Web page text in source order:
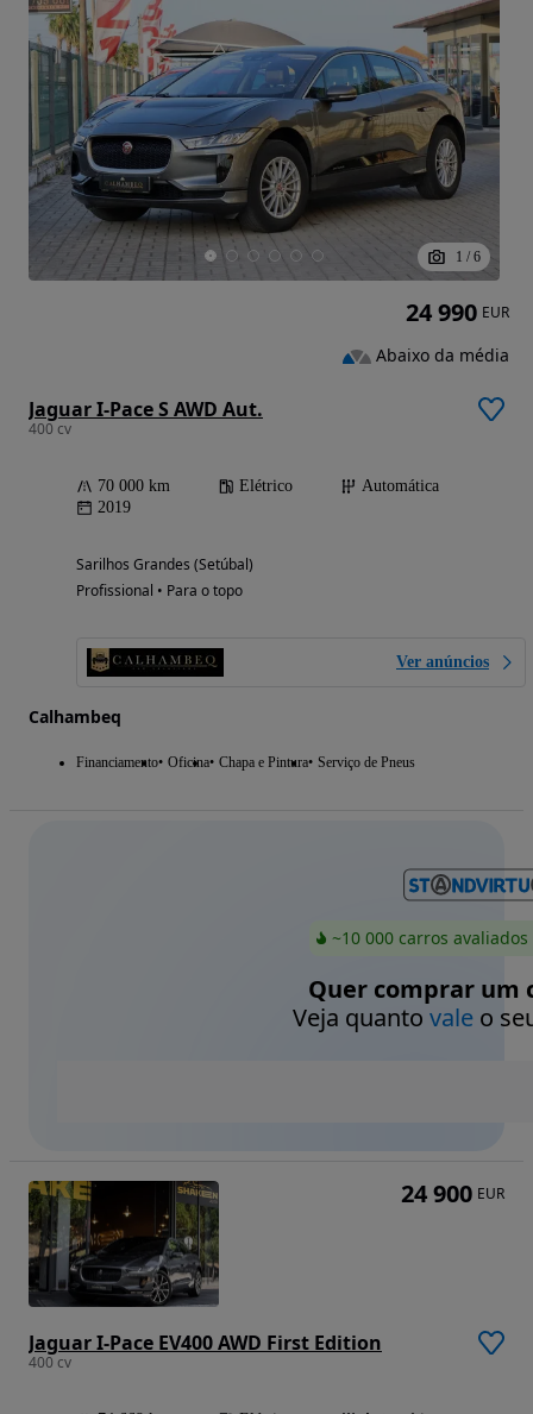
1 / 6
Jaguar I-Pace S AWD Aut.
400 cv
70 000 km Elétrico
Automática
2019
Sarilhos Grandes (Setúbal)
Profissional • Para o topo
Ver anúncios
Calhambeq
Financiamento Oficina Chapa e Pintura Serviço de Pneus
24 990 EUR
Abaixo da média
~10 000 carros
Quer comprar um
Veja quanto valeo
Jaguar I-Pace EV400 AWD First Edition
400 cv
24 900 EUR